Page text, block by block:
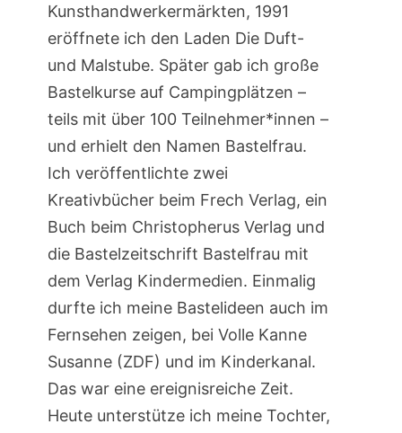
Kunsthandwerkermärkten, 1991
eröffnete ich den Laden Die Duft-
und Malstube. Später gab ich große
Bastelkurse auf Campingplätzen –
teils mit über 100 Teilnehmer*innen –
und erhielt den Namen Bastelfrau.
Ich veröffentlichte zwei
Kreativbücher beim Frech Verlag, ein
Buch beim Christopherus Verlag und
die Bastelzeitschrift Bastelfrau mit
dem Verlag Kindermedien. Einmalig
durfte ich meine Bastelideen auch im
Fernsehen zeigen, bei Volle Kanne
Susanne (ZDF) und im Kinderkanal.
Das war eine ereignisreiche Zeit.
Heute unterstütze ich meine Tochter,